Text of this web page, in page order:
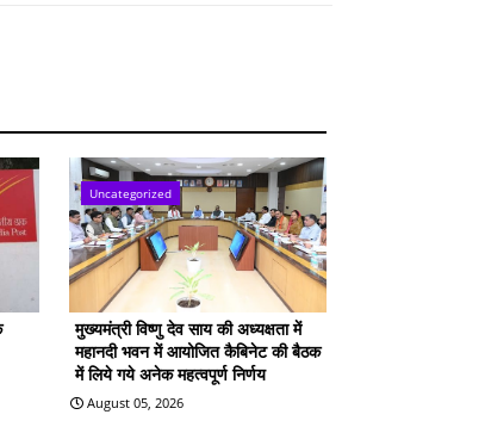
Uncategorized
मुख्यमंत्री विष्णु देव साय की अध्यक्षता में
महानदी भवन में आयोजित कैबिनेट की बैठक
में लिये गये अनेक महत्वपूर्ण निर्णय
August 05, 2026